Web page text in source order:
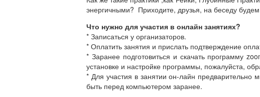
энергичными? Приходите, друзья, на беседу
Что нужно для участия в онлайн занятиях?
* Записаться у организаторов.
* Оплатить занятия и прислать подтверждение
* Заранее подготовиться и скачать программу
установке и настройке программы, пожалуйста,
* Для участия в занятии он-лайн
быть перед компьютером заранее.